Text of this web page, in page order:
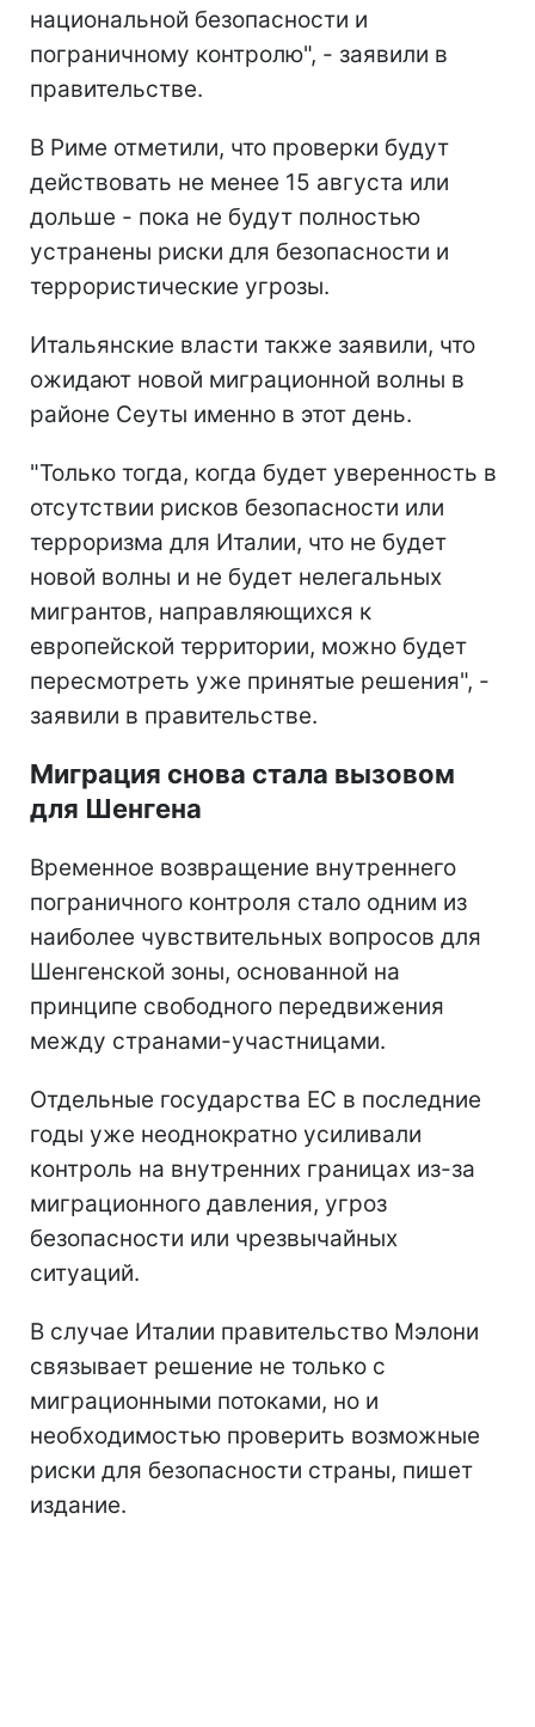
национальной безопасности и
пограничному контролю", - заявили в
правительстве.
В Риме отметили, что проверки будут
действовать не менее 15 августа или
дольше - пока не будут полностью
устранены риски для безопасности и
террористические угрозы.
Итальянские власти также заявили, что
ожидают новой миграционной волны в
районе Сеуты именно в этот день.
"Только тогда, когда будет уверенность в
отсутствии рисков безопасности или
терроризма для Италии, что не будет
новой волны и не будет нелегальных
мигрантов, направляющихся к
европейской территории, можно будет
пересмотреть уже принятые решения", -
заявили в правительстве.
Миграция снова стала вызовом
для Шенгена
Временное возвращение внутреннего
пограничного контроля стало одним из
наиболее чувствительных вопросов для
Шенгенской зоны, основанной на
принципе свободного передвижения
между странами-участницами.
Отдельные государства ЕС в последние
годы уже неоднократно усиливали
контроль на внутренних границах из-за
миграционного давления, угроз
безопасности или чрезвычайных
ситуаций.
В случае Италии правительство Мэлони
связывает решение не только с
миграционными потоками, но и
необходимостью проверить возможные
риски для безопасности страны, пишет
издание.